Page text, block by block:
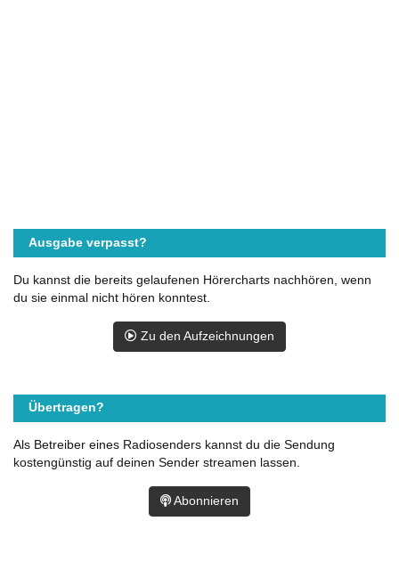
Ausgabe verpasst?
Du kannst die bereits gelaufenen Hörercharts nachhören, wenn
du sie einmal nicht hören konntest.
Zu den Aufzeichnungen
Übertragen?
Als Betreiber eines Radiosenders kannst du die Sendung
kostengünstig auf deinen Sender streamen lassen.
Abonnieren